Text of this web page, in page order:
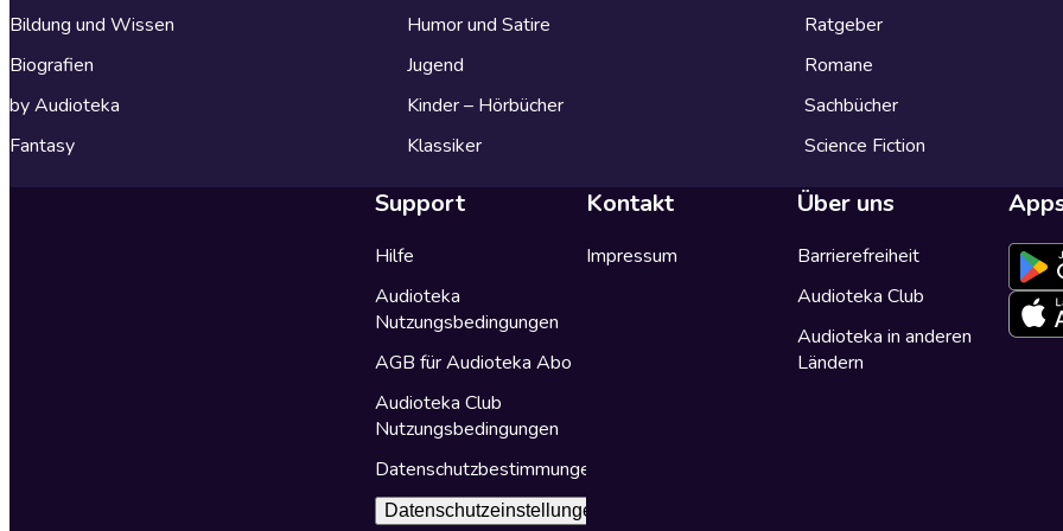
Bildung und Wissen
Biografien
by Audioteka
Fantasy
Humor und Satire
Jugend
Kinder – Hörbücher
Klassiker
Ratgeber
Romane
Sachbücher
Science Fiction
Support
Hilfe
Audioteka
Nutzungsbedingungen
AGB für Audioteka Abo
Audioteka Club
Nutzungsbedingungen
Datenschutzbestimmungen
Datenschutzeinstellungen
Kontakt
Impressum
Über uns
Barrierefreiheit
Audioteka Club
Audioteka in anderen
Ländern